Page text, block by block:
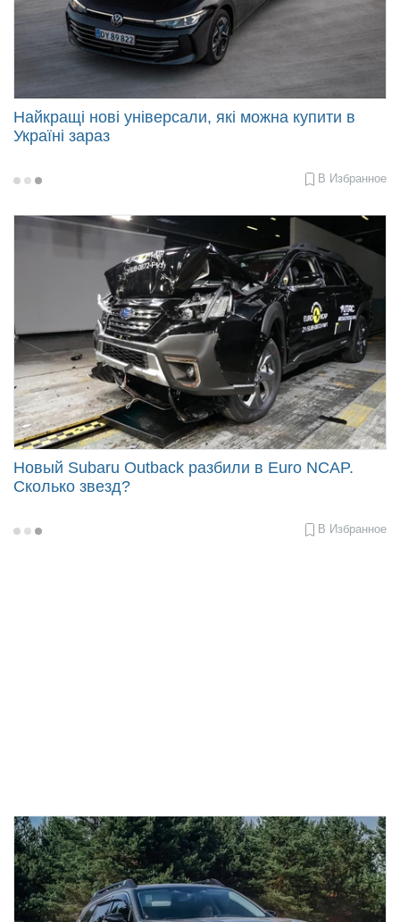
Найкращі нові універсали, які можна купити в
Україні зараз
2025-
В Избранное
Новый Subaru Outback разбили в Euro NCAP.
Сколько звезд?
2021-
В Избранное